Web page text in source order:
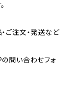
ご注文・発送など
問い合わせフォ